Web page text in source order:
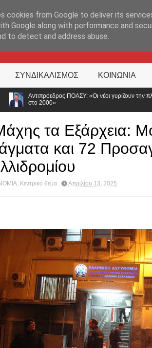
ΣΥΝΔΙΚΑΛΙΣΜΟΣ ΚΟΙΝΩΝΙΑ
την πλάτη στην ΕΛ.ΑΣ. – Οι βάσεις
τα Εξάρχεια:
και 72
, Κεντρικό θέμα Απριλίου 13, 2025
cookies from Google to deliver its
Google along with performance and
to detect and address abuse.